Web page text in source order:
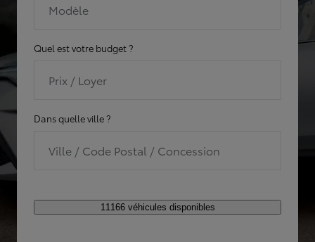
Modèle
Quel est votre budget ?
Prix / Loyer
Dans quelle ville ?
Ville / Code Postal / Concession
11166 véhicules disponibles